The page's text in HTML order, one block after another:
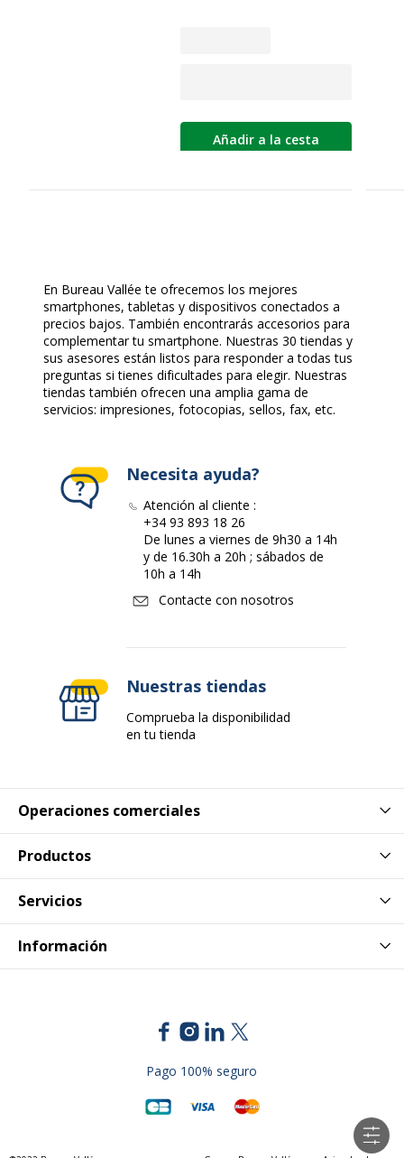
Añadir a la cesta
En Bureau Vallée te ofrecemos los mejores
smartphones, tabletas y dispositivos conectados a
precios bajos. También encontrarás accesorios para
complementar tu smartphone. Nuestras 30 tiendas y
sus asesores están listos para responder a todas tus
preguntas si tienes dificultades para elegir. Nuestras
tiendas también ofrecen una amplia gama de
servicios: impresiones, fotocopias, sellos, fax, etc.
Operaciones comerciales
Productos
Servicios
Información
Necesita ayuda?
Atención al cliente :
+34 93 893 18 26
De lunes a viernes de 9h30 a 14h
y de 16.30h a 20h ; sábados de
10h a 14h
Contacte con nosotros
Nuestras tiendas
Comprueba la disponibilidad
en tu tienda
Pago 100% seguro